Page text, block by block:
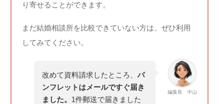
り寄せることができます。
まだ結婚相談所を比較できていない方は、ぜひ利用
してみてください。
編集長 中山
改めて資料請求したところ、 パ
ンフレットはメールですぐ届き
ました。 1件郵送で届きました